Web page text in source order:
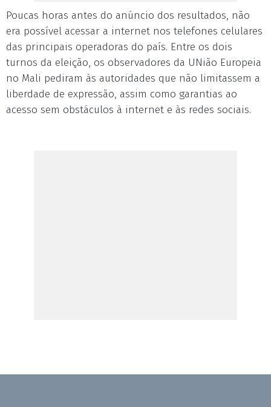
Poucas horas antes do anúncio dos resultados, não
era possível acessar a internet nos telefones celulares
das principais operadoras do país. Entre os dois
turnos da eleição, os observadores da UNião Europeia
no Mali pediram às autoridades que não limitassem a
liberdade de expressão, assim como garantias ao
acesso sem obstáculos à internet e às redes sociais.